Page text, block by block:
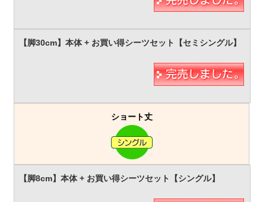
ショート丈